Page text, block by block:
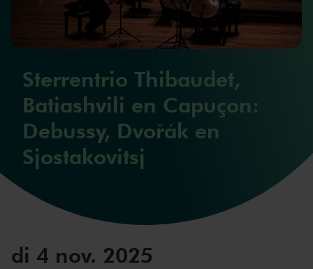
Sterrentrio Thibaudet,
Batiashvili en Capuçon:
Debussy, Dvořák en
Sjostakovitsj
di 4 nov. 2025